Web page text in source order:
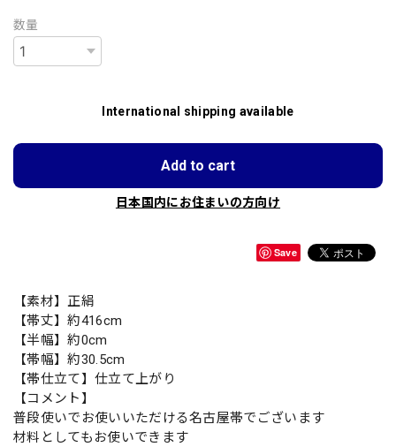
数量
International shipping available
Add to cart
日本国内にお住まいの方向け
Save
【素材】正絹
【帯丈】約416cm
【半幅】約0cm
【帯幅】約30.5cm
【帯仕立て】仕立て上がり
【コメント】
普段使いでお使いいただける名古屋帯でございます
材料としてもお使いできます